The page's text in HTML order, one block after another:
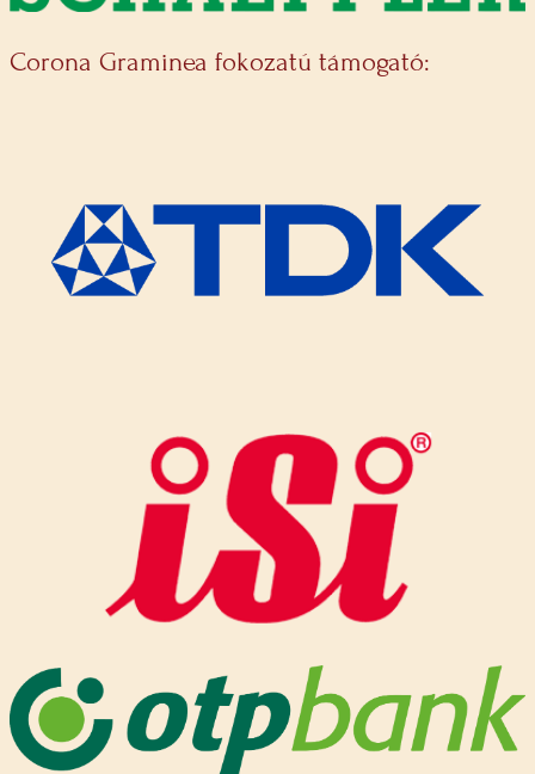
Corona Graminea fokozatú támogató: